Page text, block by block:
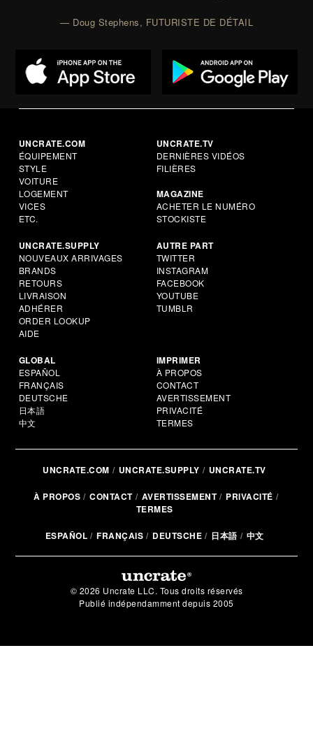
— Doug Stephens, FUTURISTE DE DÉTAIL
UNCRATE.COM
ÉQUIPEMENT
STYLE
VOITURE
LOGEMENT
VICES
ETC.
UNCRATE.TV
DERNIÈRES VIDÉOS
FILIÈRES
MAGAZINE
ACHETER LE NUMÉRO
STOCKISTE
UNCRATE.SUPPLY
NOUVEAUX ARRIVAGES
BRANDS
RETOURS
LIVRAISON
ADHÉRER
ORDER LOOKUP
AIDE
AUTRE PART
TWITTER
INSTAGRAM
FACEBOOK
YOUTUBE
TUMBLR
GLOBAL
ESPAÑOL
FRANÇAIS
DEUTSCHE
日本語
中文
IMPRIMER
À PROPOS
CONTACT
AVERTISSEMENT
PRIVACITÉ
TERMES
UNCRATE.COM UNCRATE.SUPPLY UNCRATE.TV
À PROPOS CONTACT AVERTISSEMENT
PRIVACITÉ
TERMES
ESPAÑOL FRANÇAIS DEUTSCHE 日本語 中文
© 2026 Uncrate LLC. Tous droits réservés
Publié indépendamment depuis 2005